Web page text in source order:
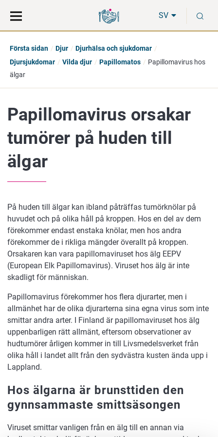
direkt
till
på
hela
SV
Första sidan Djur
Djurhälsa och sjukdomar
Djursjukdomar
Vilda djur Papillomatos
Papillomavirus hos
älgar
Papillomavirus orsakar
tumörer på huden till
älgar
På huden till älgar kan ibland påträffas tumörknölar på
huvudet och på olika håll på kroppen. Hos en del av dem
förekommer endast enstaka knölar, men hos andra
förekommer de i rikliga mängder överallt på kroppen.
Orsakaren kan vara papillomaviruset hos älg EEPV
(European Elk Papillomavirus). Viruset hos älg är inte
skadligt för människan.
Papillomavirus förekommer hos flera djurarter, men i
allmänhet har de olika djurarterna sina egna virus som inte
smittar andra arter. I Finland är papillomaviruset hos älg
uppenbarligen rätt allmänt, eftersom observationer av
hudtumörer årligen kommer in till Livsmedelsverket från
olika håll i landet allt från den sydvästra kusten ända upp i
Lappland.
Hos älgarna är brunsttiden den
gynnsammaste smittsäsongen
Viruset smittar vanligen från en älg till en annan via